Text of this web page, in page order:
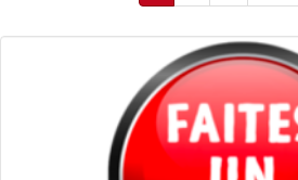
courante suivante
page